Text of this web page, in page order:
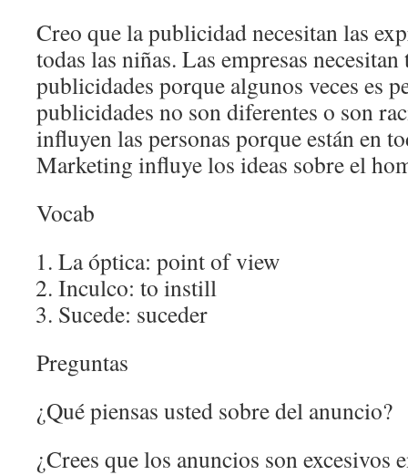
Creo que la publicidad necesitan las
todas las niñas. Las empresas
publicidades porque algunos veces es
publicidades no son diferentes o son
influyen las personas porque están en
Marketing influye los ideas sobre el
Vocab
La óptica: point of view
Inculco: to instill
Sucede: suceder
Preguntas
¿Qué piensas usted sobre del anuncio?
¿Crees que los anuncios son excesivos